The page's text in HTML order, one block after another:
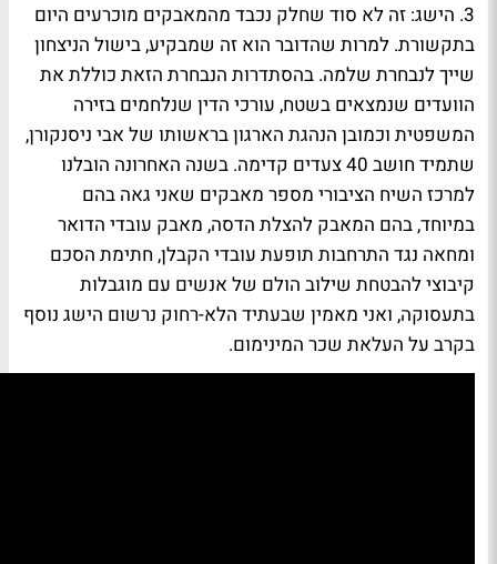
3. הישג:
זה לא סוד שחלק נכבד מהמאבקים מוכרעים היום
בתקשורת. למרות שהדובר הוא זה שמבקיע, בישול הניצחון
שייך לנבחרת שלמה. בהסתדרות הנבחרת הזאת כוללת את
הוועדים שנמצאים בשטח, עורכי הדין שנלחמים בזירה
המשפטית וכמובן הנהגת הארגון בראשותו של אבי ניסנקורן,
שתמיד חושב 40 צעדים קדימה. בשנה האחרונה הובלנו
למרכז השיח הציבורי מספר מאבקים שאני גאה בהם
במיוחד, בהם המאבק להצלת הדסה, מאבק עובדי הדואר
ומחאה נגד התרחבות תופעת עובדי הקבלן, חתימת הסכם
קיבוצי להבטחת שילוב הולם של אנשים עם מוגבלות
בתעסוקה, ואני מאמין שבעתיד הלא-רחוק נרשום הישג נוסף
בקרב על העלאת שכר המינימום.